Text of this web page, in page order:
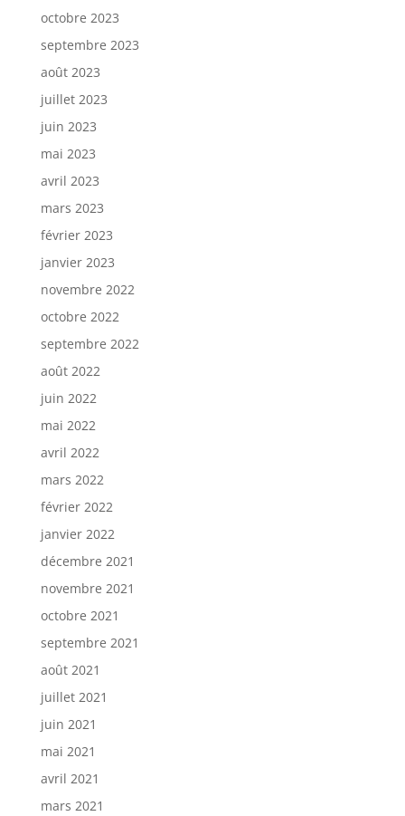
octobre 2023
septembre 2023
août 2023
juillet 2023
juin 2023
mai 2023
avril 2023
mars 2023
février 2023
janvier 2023
novembre 2022
octobre 2022
septembre 2022
août 2022
juin 2022
mai 2022
avril 2022
mars 2022
février 2022
janvier 2022
décembre 2021
novembre 2021
octobre 2021
septembre 2021
août 2021
juillet 2021
juin 2021
mai 2021
avril 2021
mars 2021